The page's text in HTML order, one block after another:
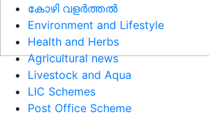
കോഴി വളർത്തൽ
Environment and Lifestyle
Health and Herbs
Agricultural news
Livestock and Aqua
LIC Schemes
Post Office Scheme